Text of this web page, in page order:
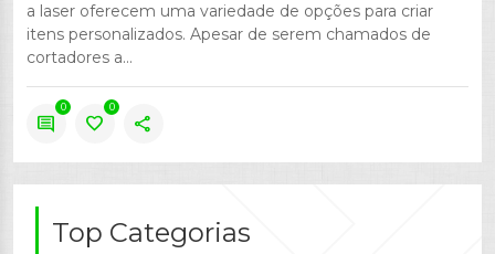
a laser oferecem uma variedade de opções para criar
itens personalizados. Apesar de serem chamados de
cortadores a...
comment
0
favorite
0
share
Top Categorias